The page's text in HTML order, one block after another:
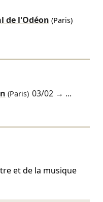
de l'Odéon (Paris)
(Paris) 03/02 → ...
et de la musique